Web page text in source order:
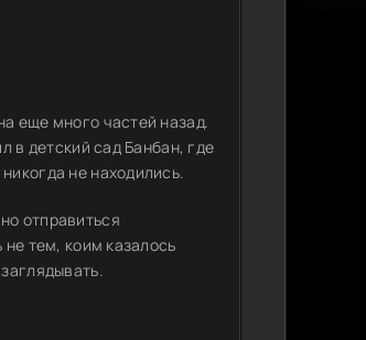
еще много частей назад.
в детский сад Банбан, где
не находились.
отправиться
тем, коим казалось